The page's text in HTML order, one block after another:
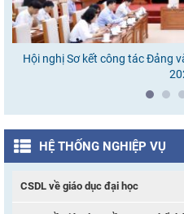
Hội nghị Sơ kết công tác Đảng
HỆ THỐNG NGHIỆP VỤ
CSDL về giáo dục đại học